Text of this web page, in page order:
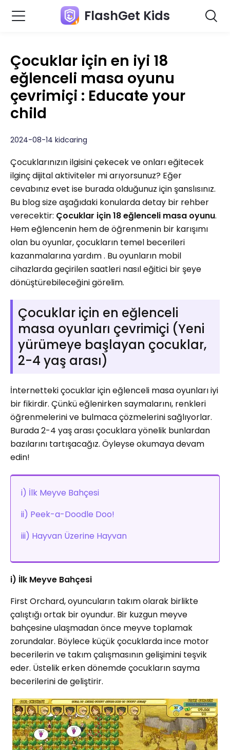
FlashGet Kids
Çocuklar için en iyi 18
eğlenceli masa oyunu
çevrimiçi : Educate your
child
2024-08-14 kidcaring
Çocuklarınızın ilgisini çekecek ve onları eğitecek
ilginç dijital aktiviteler mi arıyorsunuz? Eğer
cevabınız evet ise burada olduğunuz için şanslısınız.
Bu blog size aşağıdaki konularda detay bir rehber
verecektir: Çocuklar için 18 eğlenceli masa oyunu.
Hem eğlencenin hem de öğrenmenin bir karışımı
olan bu oyunlar, çocukların temel becerileri
kazanmalarına yardım . Bu oyunların mobil
cihazlarda geçirilen saatleri nasıl eğitici bir şeye
dönüştürebileceğini görelim.
Çocuklar için en eğlenceli
masa oyunları çevrimiçi (Yeni
yürümeye başlayan çocuklar,
2-4 yaş arası)
İnternetteki çocuklar için eğlenceli masa oyunları iyi
bir fikirdir. Çünkü eğlenirken saymalarını, renkleri
öğrenmelerini ve bulmaca çözmelerini sağlıyorlar.
Burada 2-4 yaş arası çocuklara yönelik bunlardan
bazılarını tartışacağız. Öyleyse okumaya devam
edin!
i) İlk Meyve Bahçesi
ii) Peek-a-Doodle Doo!
iii) Hayvan Üzerine Hayvan
i) İlk Meyve Bahçesi
First Orchard, oyuncuların takım olarak birlikte
çalıştığı ortak bir oyundur. Bir kuzgun meyve
bahçesine ulaşmadan önce meyve toplamak
zorundalar. Böylece küçük çocuklarda ince motor
becerilerin ve takım çalışmasının gelişimini teşvik
eder. Üstelik erken dönemde çocukların sayma
becerilerini de geliştirir.